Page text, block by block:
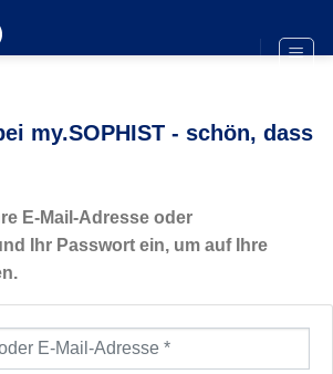
my.SOPHIST - schön, dass
E-Mail-Adresse oder
Ihr Passwort ein, um auf Ihre
E-Mail-Adresse